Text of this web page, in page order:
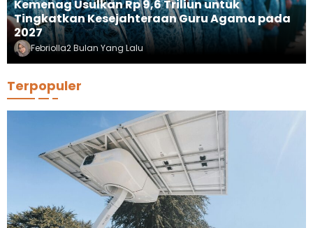
Kemenag Usulkan Rp 9,6 Triliun untuk
Tingkatkan Kesejahteraan Guru Agama pada
2027
Febriolla2 Bulan Yang Lalu
Terpopuler